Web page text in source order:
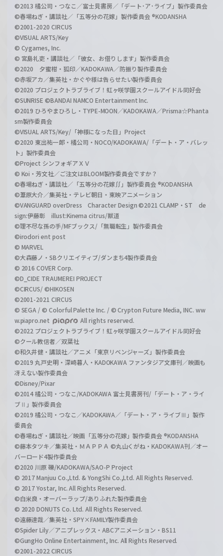
©2013 橘公司・つなこ／富士見書房／「デート･ア･ライブ」製作委員会
©春場ねぎ・講談社／「五等分の花嫁」製作委員会 ®KODANSHA
©2001-2020 CIRCUS
©VISUAL ARTS/Key
© Cygames, Inc.
© 宮島礼吏・講談社／「彼女、お借りします」製作委員会
©2020 夕蜜柑・狐印／KADOKAWA／防振り製作委員会
©赤坂アカ／集英社・かぐや様は告らせたい製作委員会
©2020 プロジェクトラブライブ！虹ヶ咲学園スクールアイドル同好会
©SUNRISE ©BANDAI NAMCO Entertainment Inc.
©2019 ひろやまひろし・TYPE-MOON／KADOKAWA／Prisma☆Phanta
sm製作委員会
©VISUAL ARTS/Key/「神様になった日」Project
©2020 東出祐一郎・橘公司・NOCO/KADOKAWA/「デート・ア・バレッ
ト」製作委員会
©Project シンフォギアＸＶ
© Koi・芳文社／ご注文はBLOOM製作委員会ですか？
©春場ねぎ・講談社／「五等分の花嫁∬」製作委員会 ®KODANSHA
©葦原大介／集英社・テレビ朝日・東映アニメーション
©VANGUARD overDress Character Design ©2021 CLAMP・ST de
sign:伊藤彰 illust:Kinema citrus/獣道
©理不尽な孫の手/MFブックス/「無職転生」製作委員会
©irodori ent post
© MARVEL
©大森藤ノ・SBクリエイティブ/ダンまち4製作委員会
© 2016 COVER Corp.
©D_CIDE TRAUMEREI PROJECT
©CIRCUS/ ©HIKOSEN
©2001-2021 CIRCUS
© SEGA / © Colorful Palette Inc. / © Crypton Future Media, INC. ww
w.piapro.net
All rights reserved.
©2022 プロジェクトラブライブ！虹ヶ咲学園スクールアイドル同好会
©クール教信者／双葉社
©和久井健・講談社／アニメ「東京リベンジャーズ」製作委員会
©2019 丸戸史明・深崎暮人・KADOKAWA ファンタジア文庫刊／映画も
冴えない製作委員会
©Disney/Pixar
©2014 橘公司・つなこ/KADOKAWA 富士見書房刊/「デート・ア・ライ
ブⅡ」製作委員会
©2019 橘公司・つなこ／KADOKAWA／「デート・ア・ライブⅢ」製作
委員会
©春場ねぎ・講談社／映画「五等分の花嫁」製作委員会 ®KODANSHA
©藤本タツキ／集英社・ＭＡＰＰＡ ©丸山くがね・KADOKAWA刊／オー
バーロード4製作委員会
©2020 川原 礫/KADOKAWA/SAO-P Project
© 2017 Manjuu Co.,Ltd. & YongShi Co.,Ltd. All Rights Reserved.
© 2017 Yostar, Inc. All Rights Reserved.
©白米良・オーバーラップ/ありふれた製作委員会
© 2020 DONUTS Co. Ltd. All Rights Reserved.
©遠藤達哉／集英社・SPY×FAMILY製作委員会
©Spider Lily／アニプレックス・ABCアニメーション・BS11
©GungHo Online Entertainment, Inc. All Rights Reserved.
©2001-2022 CIRCUS